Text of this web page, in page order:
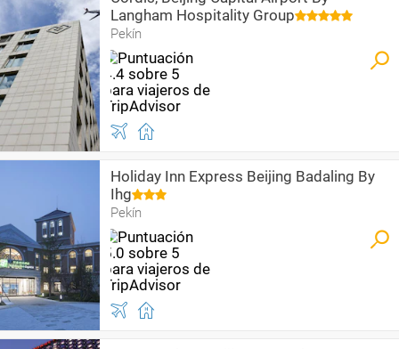
Langham Hospitality Group
Pekín
Holiday Inn Express Beijing Badaling By
Ihg
Pekín